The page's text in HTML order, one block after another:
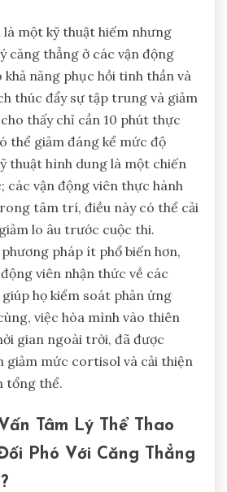
một kỹ thuật hiếm nhưng
căng thẳng ở các vận động
năng phục hồi tinh thần và
thúc đẩy sự tập trung và giảm
thấy chỉ cần 10 phút thực
thể giảm đáng kể mức độ
thuật hình dung là một chiến
các vận động viên thực hành
tâm trí, điều này có thể cải
lo âu trước cuộc thi.
pháp ít phổ biến hơn,
viên nhận thức về các
họ kiểm soát phản ứng
việc hòa mình vào thiên
gian ngoài trời, đã được
giảm mức cortisol và cải thiện
tổng thể.
Tâm Lý Thể Thao
Phó Với Căng Thẳng